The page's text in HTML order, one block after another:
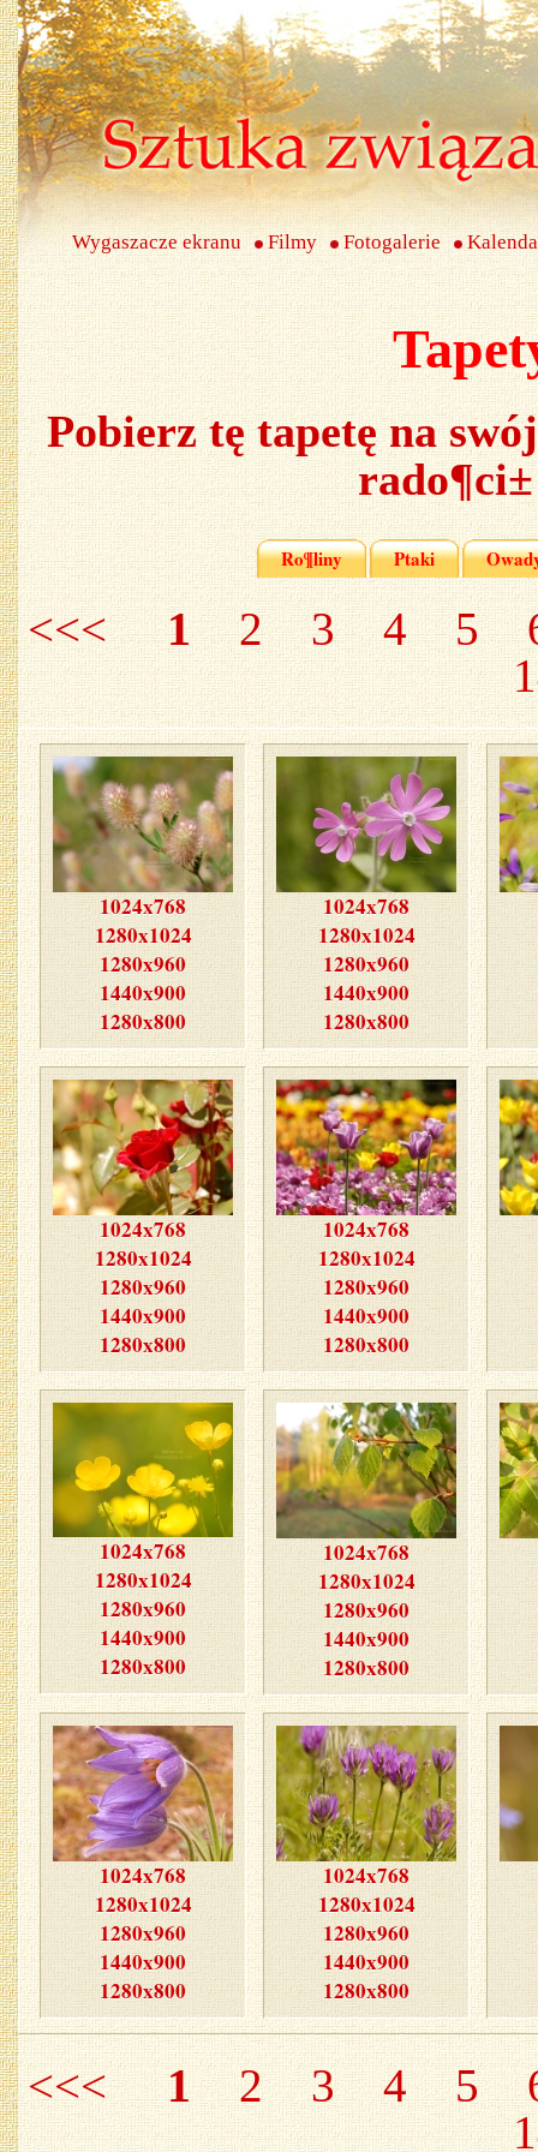
Wygaszacze ekranu Filmy Fotogalerie
Pobierz tę tapetę na
Ro¶liny Ptaki
<<<1 2 3 4 5
1024x768
1280x1024
1280x960
1440x900
1280x800
1024x768
1280x1024
1280x960
1440x900
1280x800
1024x768
1280x1024
1280x960
1440x900
1280x800
1024x768
1280x1024
1280x960
1440x900
1280x800
1024x768
1280x1024
1280x960
1440x900
1280x800
1024x768
1280x1024
1280x960
1440x900
1280x800
1024x768
1280x1024
1280x960
1440x900
1280x800
1024x768
1280x1024
1280x960
1440x900
1280x800
<<<1 2 3 4 5